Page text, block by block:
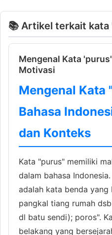
📚 Artikel terkait kata
Mengenal Kata
Motivasi
Mengenal Kata
Bahasa
dan Konteks
Kata "purus" memiliki
dalam bahasa
adalah kata benda
pangkal tiang rumah
dl batu sendi); poros".
belakang yang